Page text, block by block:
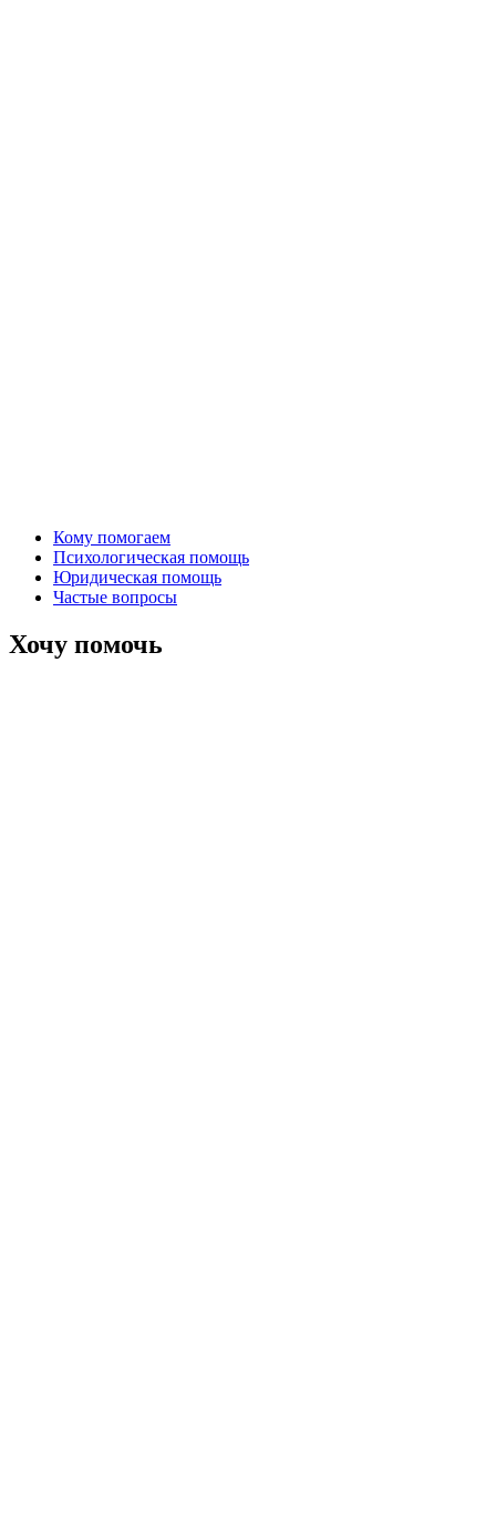
Кому помогаем
Психологическая помощь
Юридическая помощь
Частые вопросы
Хочу помочь